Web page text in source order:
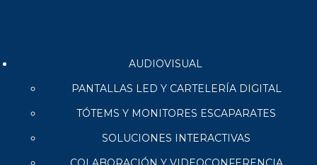
AUDIOVISUAL
PANTALLAS LED Y CARTELERÍA DIGITAL
TÓTEMS Y MONITORES ESCAPARATES
SOLUCIONES INTERACTIVAS